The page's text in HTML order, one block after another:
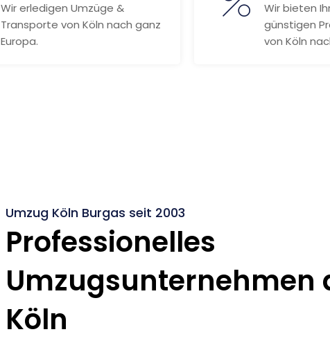
Wir erledigen Umzüge &
Transporte von Köln nach ganz
Europa.
Wir bieten
günstigen
von Köln
Umzug Köln Burgas seit 2003
Professionelles
Umzugsunternehmen
Köln